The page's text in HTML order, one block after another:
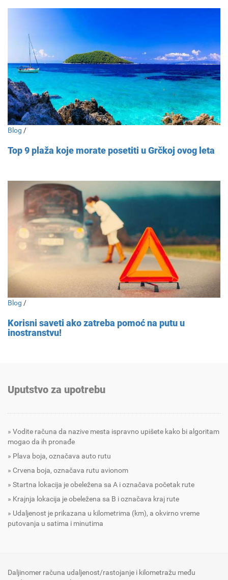
Blog /
Top 9 plaža koje morate posetiti u Grčkoj ovog leta
Blog /
Korisni saveti ako zatreba pomoć na putu u
inostranstvu!
Uputstvo za upotrebu
Vodite računa da nazive mesta ispravno upišete kako bi algoritam
mogao da ih pronađe
Plava boja, označava auto rutu
Crvena boja, označava rutu avionom
Startna lokacija je obeležena sa A i označava početak rute
Krajnja lokacija je obeležena sa B i označava kraj rute
Udaljenost je prikazana u kilometrima (km), a okvirno vreme
putovanja u satima i minutima
Daljinomer računa udaljenost/rastojanje i kilometražu među